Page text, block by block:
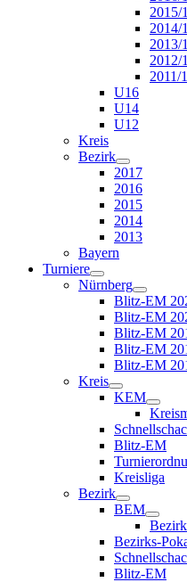
2015/
2014/
2013/
2012/
2011/
U16
U14
U12
Kreis
Bezirk
2017
2016
2015
2014
2013
Bayern
Turniere
Nürnberg
Blitz-EM
Blitz-EM
Blitz-EM
Blitz-EM
Blitz-EM
Kreis
KEM
Blitz-EM
Kreisliga
Bezirk
BEM
Bezirks-
Blitz-EM